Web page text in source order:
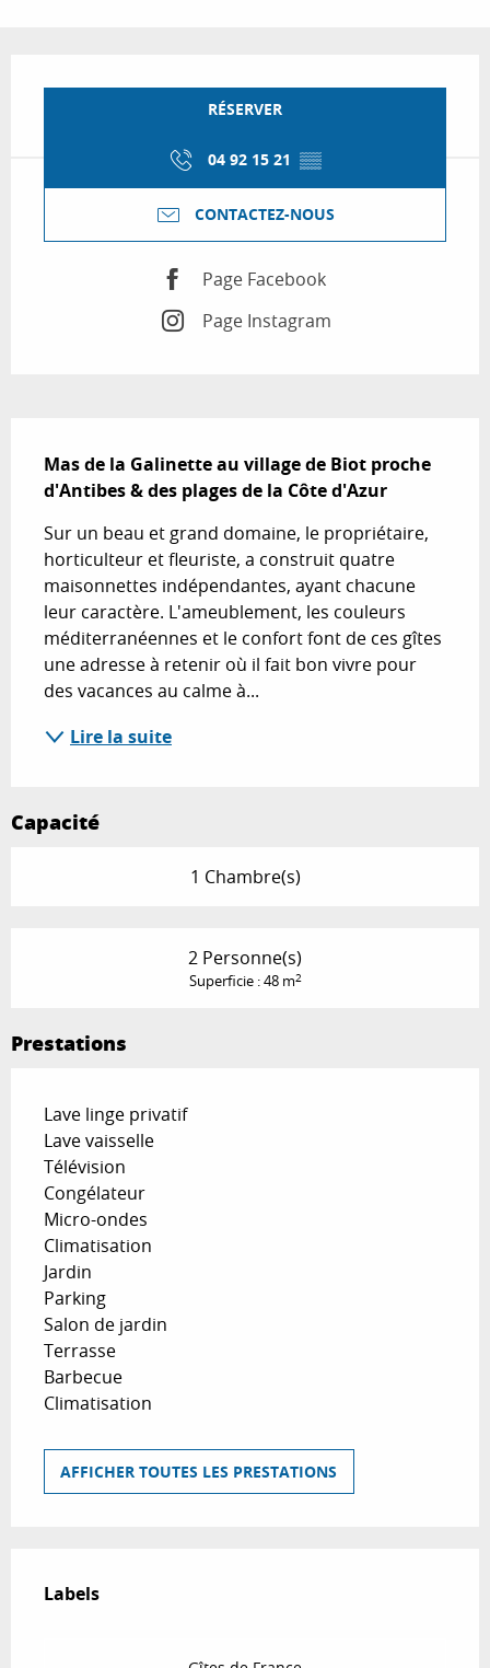
RÉSERVER
04 92 15 21 ▒▒
CONTACTEZ-NOUS
Page Facebook
Page Instagram
Mas de la Galinette au village de Biot proche
d'Antibes & des plages de la Côte d'Azur
Sur un beau et grand domaine, le propriétaire,
horticulteur et fleuriste, a construit quatre
maisonnettes indépendantes, ayant chacune
leur caractère. L'ameublement, les couleurs
méditerranéennes et le confort font de ces gîtes
une adresse à retenir où il fait bon vivre pour
des vacances au calme à...
Lire la suite
Capacité
1 Chambre(s)
2 Personne(s)
Superficie : 48 m2
Prestations
Lave linge privatif
Lave vaisselle
Télévision
Congélateur
Micro-ondes
Climatisation
Jardin
Parking
Salon de jardin
Terrasse
Barbecue
Climatisation
AFFICHER TOUTES LES PRESTATIONS
Labels
Labels